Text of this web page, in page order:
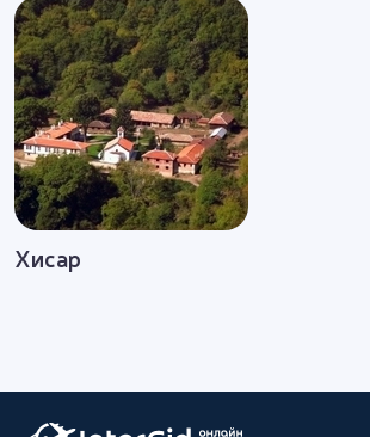
Хисар